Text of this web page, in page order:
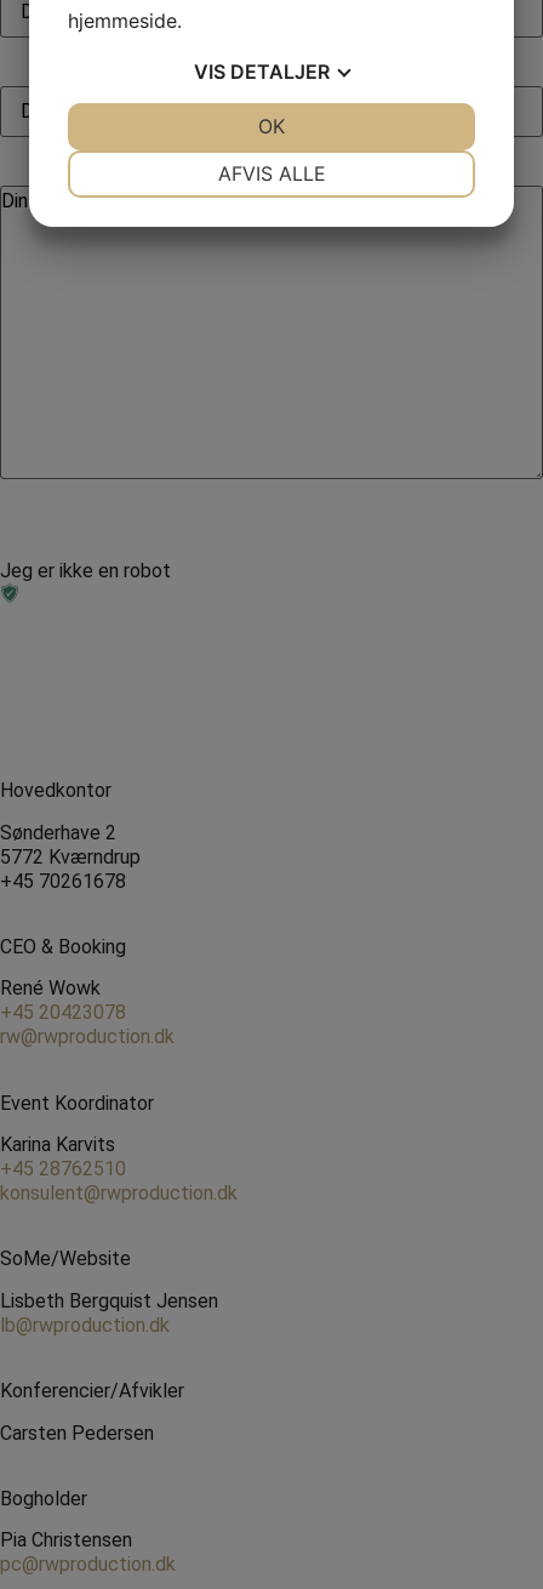
Jeg er ikke en robot
Hovedkontor
Sønderhave 2
5772 Kværndrup
+45 70261678
CEO & Booking
René Wowk
+45 20423078
rw@rwproduction.dk
Event Koordinator
Karina Karvits
+45 28762510
konsulent@rwproduction.dk
SoMe/Website
Lisbeth Bergquist Jensen
lb@rwproduction.dk
Konferencier/Afvikler
Carsten Pedersen
Bogholder
Pia Christensen
pc@rwproduction.dk
hjemmeside.
VIS DETALJER
AFVIS ALLE
OK